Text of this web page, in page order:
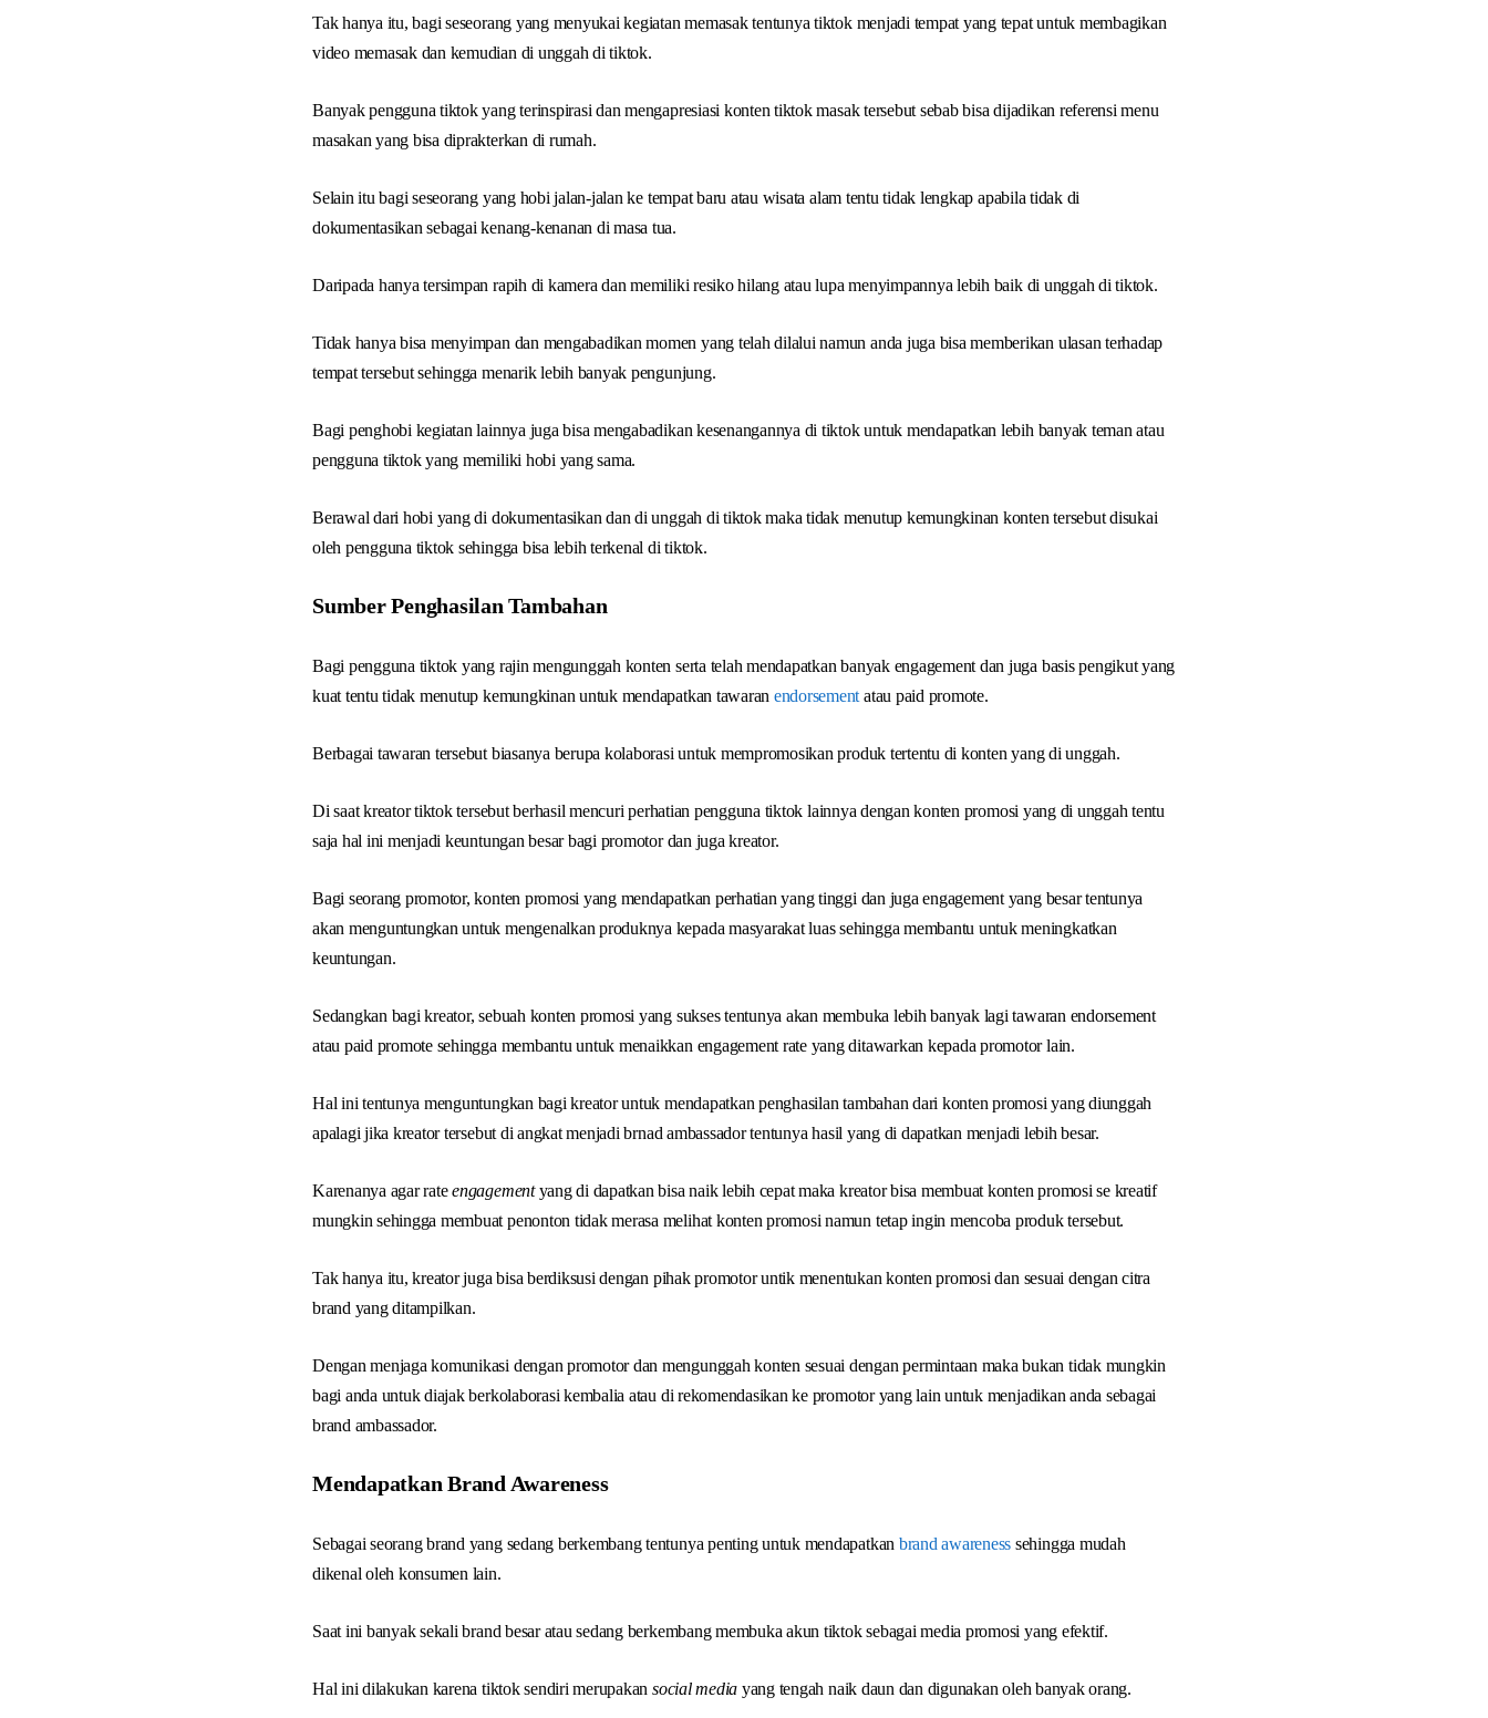
Tak hanya itu, bagi seseorang yang menyukai kegiatan memasak tentunya tiktok menjadi tempat yang tepat untuk membagikan
video memasak dan kemudian di unggah di tiktok.
Banyak pengguna tiktok yang terinspirasi dan mengapresiasi konten tiktok masak tersebut sebab bisa dijadikan referensi menu
masakan yang bisa diprakterkan di rumah.
Selain itu bagi seseorang yang hobi jalan-jalan ke tempat baru atau wisata alam tentu tidak lengkap apabila tidak di
dokumentasikan sebagai kenang-kenanan di masa tua.
Daripada hanya tersimpan rapih di kamera dan memiliki resiko hilang atau lupa menyimpannya lebih baik di unggah di tiktok.
Tidak hanya bisa menyimpan dan mengabadikan momen yang telah dilalui namun anda juga bisa memberikan ulasan terhadap
tempat tersebut sehingga menarik lebih banyak pengunjung.
Bagi penghobi kegiatan lainnya juga bisa mengabadikan kesenangannya di tiktok untuk mendapatkan lebih banyak teman atau
pengguna tiktok yang memiliki hobi yang sama.
Berawal dari hobi yang di dokumentasikan dan di unggah di tiktok maka tidak menutup kemungkinan konten tersebut disukai
oleh pengguna tiktok sehingga bisa lebih terkenal di tiktok.
Sumber Penghasilan Tambahan
Bagi pengguna tiktok yang rajin mengunggah konten serta telah mendapatkan banyak engagement dan juga basis pengikut yang
kuat tentu tidak menutup kemungkinan untuk mendapatkan tawaran endorsementatau paid promote.
Berbagai tawaran tersebut biasanya berupa kolaborasi untuk mempromosikan produk tertentu di konten yang di unggah.
Di saat kreator tiktok tersebut berhasil mencuri perhatian pengguna tiktok lainnya dengan konten promosi yang di unggah tentu
saja hal ini menjadi keuntungan besar bagi promotor dan juga kreator.
Bagi seorang promotor, konten promosi yang mendapatkan perhatian yang tinggi dan juga engagement yang besar tentunya
akan menguntungkan untuk mengenalkan produknya kepada masyarakat luas sehingga membantu untuk meningkatkan
keuntungan.
Sedangkan bagi kreator, sebuah konten promosi yang sukses tentunya akan membuka lebih banyak lagi tawaran endorsement
atau paid promote sehingga membantu untuk menaikkan engagement rate yang ditawarkan kepada promotor lain.
Hal ini tentunya menguntungkan bagi kreator untuk mendapatkan penghasilan tambahan dari konten promosi yang diunggah
apalagi jika kreator tersebut di angkat menjadi brnad ambassador tentunya hasil yang di dapatkan menjadi lebih besar.
Karenanya agar rateengagementyang di dapatkan bisa naik lebih cepat maka kreator bisa membuat konten promosi se kreatif
mungkin sehingga membuat penonton tidak merasa melihat konten promosi namun tetap ingin mencoba produk tersebut.
Tak hanya itu, kreator juga bisa berdiksusi dengan pihak promotor untik menentukan konten promosi dan sesuai dengan citra
brand yang ditampilkan.
Dengan menjaga komunikasi dengan promotor dan mengunggah konten sesuai dengan permintaan maka bukan tidak mungkin
bagi anda untuk diajak berkolaborasi kembalia atau di rekomendasikan ke promotor yang lain untuk menjadikan anda sebagai
brand ambassador.
Mendapatkan Brand Awareness
Sebagai seorang brand yang sedang berkembang tentunya penting untuk mendapatkan brand awareness sehingga mudah
dikenal oleh konsumen lain.
Saat ini banyak sekali brand besar atau sedang berkembang membuka akun tiktok sebagai media promosi yang efektif.
Hal ini dilakukan karena tiktok sendiri merupakan social media yang tengah naik daun dan digunakan oleh banyak orang.